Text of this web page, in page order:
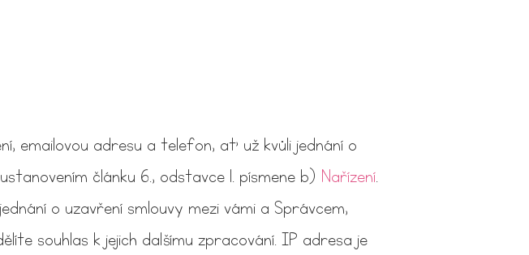
emailovou adresu a telefon, ať už kvůli jednání o
článku 6., odstavce 1. písmene b) Nařízení.
o uzavření smlouvy mezi vámi a Správcem,
souhlas k jejich dalšímu zpracování. IP adresa je